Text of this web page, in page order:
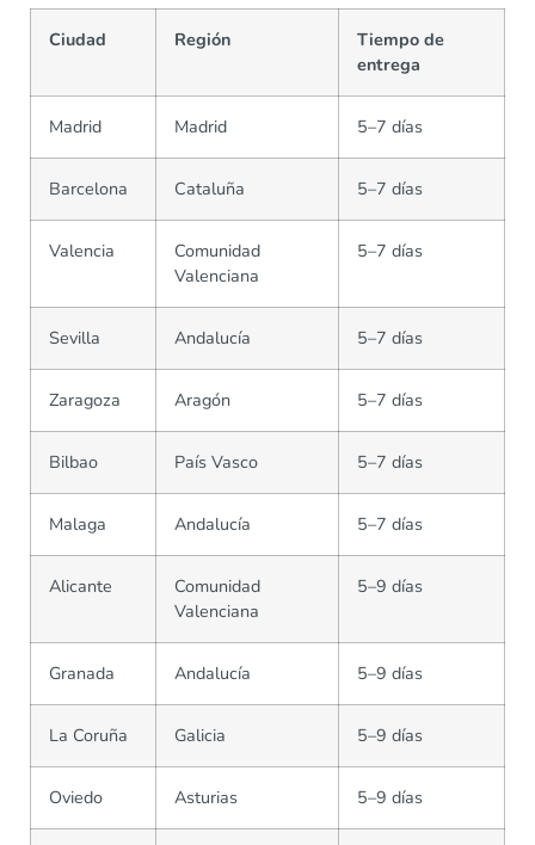
Ciudad Región
Tiempo de
entrega
Madrid Madrid 5–7 días
Barcelona Cataluña 5–7 días
Valencia
Comunidad
Valenciana
5–7 días
Sevilla Andalucía 5–7 días
Zaragoza Aragón 5–7 días
Bilbao País Vasco 5–7 días
Malaga Andalucía 5–7 días
Alicante
Comunidad
Valenciana
5–9 días
Granada Andalucía 5–9 días
La Coruña Galicia 5–9 días
Oviedo Asturias 5–9 días